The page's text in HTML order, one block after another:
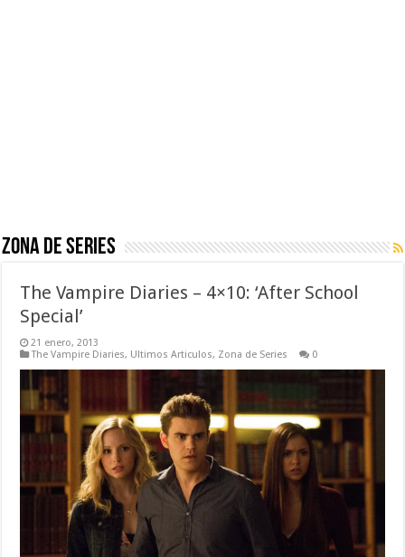
Zona de Series
The Vampire Diaries – 4×10: ‘After School
Special’
21 enero, 2013
The Vampire Diaries, Ultimos Articulos, Zona de Series 0